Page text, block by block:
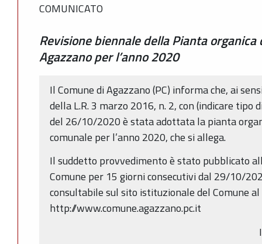
COMUNICATO
Revisione biennale della Pianta
Agazzano per l’anno 2020
Il Comune di Agazzano (PC) informa che, ai
della L.R. 3 marzo 2016, n. 2, con (indicare tipo
del 26/10/2020 è stata adottata la pianta
comunale per l’anno 2020, che si allega.
Il suddetto provvedimento è stato pubblicato
Comune per 15 giorni consecutivi dal 29/10/
consultabile sul sito istituzionale del Comune
http://www.comune.agazzano.pc.it